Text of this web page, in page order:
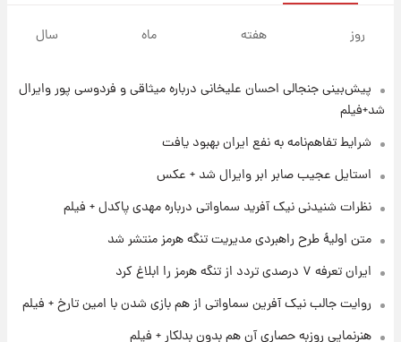
شد+فیلم
۱ روز پیش
۱ روز پیش
شارژ جدید کالابرگ برای سه دهک؛ جزئیات اعلام
روز هفته ماه سال
پیش‌بینی جنجالی احسان علیخانی درباره میثاقی و فردوسی پور وایرال
شد+فیلم
شرایط تفاهم‌نامه به نفع ایران بهبود یافت
استایل عجیب صابر ابر وایرال شد + عکس
نظرات شنیدنی نیک آفرید سماواتی درباره مهدی پاکدل + فیلم
متن اولیۀ طرح راهبردی مدیریت تنگه هرمز منتشر شد
ایران تعرفه ۷ درصدی تردد از تنگه هرمز را ابلاغ کرد
روایت جالب نیک آفرین سماواتی از هم بازی شدن با امین تارخ + فیلم
هنرنمایی روزبه حصاری آن هم بدون بدلکار + فیلم